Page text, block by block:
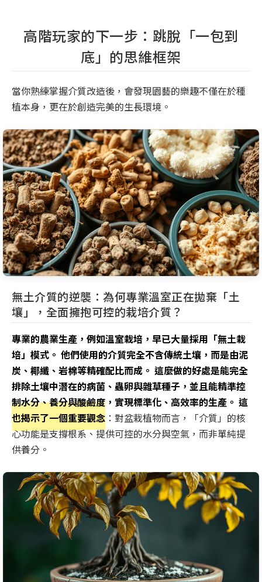
高階玩家的下一步：跳脫「一包到
底」的思維框架
當你熟練掌握介質改造後，會發現園藝的樂趣不僅在於種
植本身，更在於創造完美的生長環境。
無土介質的逆襲：為何專業溫室正在拋棄「土
壤」，全面擁抱可控的栽培介質？
專業的農業生產，例如溫室栽培，早已大量採用「無土栽
培」模式。 他們使用的介質完全不含傳統土壤，而是由泥
炭、椰纖、岩棉等精確配比而成。 這麼做的好處是能完全
排除土壤中潛在的病菌、蟲卵與雜草種子，並且能精準控
制水分、養分與酸鹼度，實現標準化、高效率的生產。 這
也揭示了一個重要觀念：對盆栽植物而言，「介質」的核
心功能是支撐根系、提供可控的水分與空氣，而非單純提
供養分。